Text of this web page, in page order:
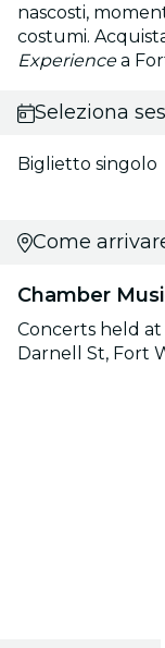
nascosti,
costumi.
Experiencea
Seleziona
Biglietto singolo
Come
Chamber
Concerts held
Darnell St, Fort